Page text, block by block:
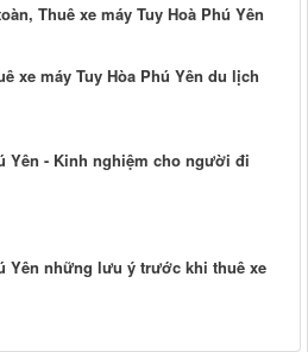
Thuê xe máy Tuy Hoà Phú Yên
xe máy Tuy Hòa Phú Yên du lịch
Yên - Kinh nghiệm cho người đi
Yên những lưu ý trước khi thuê xe